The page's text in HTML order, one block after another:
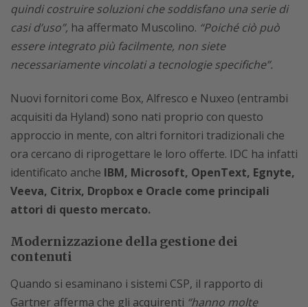
quindi costruire soluzioni che soddisfano una serie di
casi d’uso”, ha affermato Muscolino. “Poiché ciò può
essere integrato più facilmente, non siete
necessariamente vincolati a tecnologie specifiche”.
Nuovi fornitori come Box, Alfresco e Nuxeo (entrambi
acquisiti da Hyland) sono nati proprio con questo
approccio in mente, con altri fornitori tradizionali che
ora cercano di riprogettare le loro offerte. IDC ha infatti
identificato anche IBM, Microsoft, OpenText, Egnyte,
Veeva, Citrix, Dropbox e Oracle come principali
attori di questo mercato.
Modernizzazione della gestione dei
contenuti
Quando si esaminano i sistemi CSP, il rapporto di
Gartner afferma che gli acquirenti “hanno molte